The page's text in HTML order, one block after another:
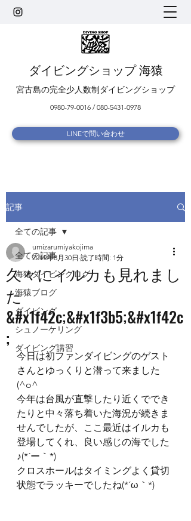
ダイビングショップ 海猿
宮古島の完全少人数制ダイビングショップ
0980-79-0016 /080-5431-0978
LINEで問い合わせ
記事
全ての記事
海猿ダイビングログ
海猿ブログ
ダイビング
シュノーケリング
ダイビング講習
全ての記事
久々にイルカも見れまし
た
&#x1f42c;&#x1f3b5;&#x1f42c
;
umizarumiyakojima
2019年8月30日 読了時間: 1分
今日は初ファンダイビングのゲスト
さんとゆっくりと潜って来ました
(^o^ゞ
今年は台風が直撃したり近くででき
たりと中々落ち着いた海況が続きま
せんでしたが、ここ最近はイルカも
登場してくれ、良い感じの海でした
♪(*´ー｀*)
クロスホールはタイミングよく貸切
状態でラッキーでしたね(*´ω｀*)